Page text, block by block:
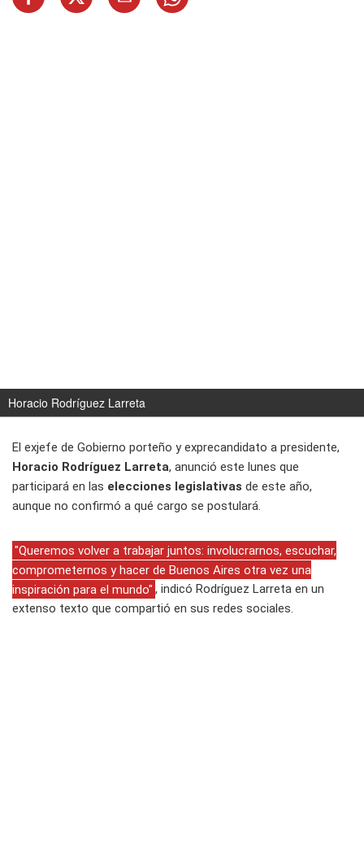
Horacio Rodríguez Larreta
El exjefe de Gobierno porteño y exprecandidato a presidente,
Horacio Rodríguez Larreta, anunció este lunes que
participará en las elecciones legislativas de este año,
aunque no confirmó a qué cargo se postulará.
"Queremos volver a trabajar juntos: involucrarnos, escuchar,
comprometernos y hacer de Buenos Aires otra vez una
inspiración para el mundo" , indicó Rodríguez Larreta en un
extenso texto que compartió en sus redes sociales.